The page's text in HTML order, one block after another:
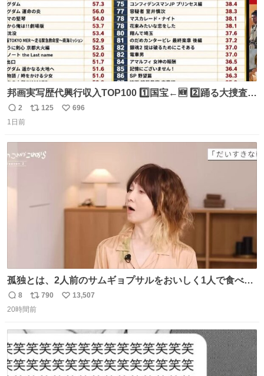
邦画実写歴代興行収入TOP100 1️⃣国宝←🆕 2️⃣踊る大捜査線
THE MOVIE2 3️⃣南極物語 4️⃣踊る大捜査線 THE MOVIE 5️⃣
子猫物語 6️⃣劇場版コード・ブルー 7️⃣天と地と 8️⃣永遠の0
どなく、お別れです←🆕 … 60位 キングダム 魂の決戦←🆕
返
信
2
リ
125
い
696
1日前
孤独とは、2人前のサムギョプサルをおいしく1人で食べる
ことである←好きすぎる
返
信
8
リ
ポ
数
790
い
13,507
20時間前